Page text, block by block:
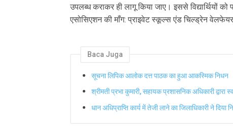
उपलब्ध कराकर ही लागू किया जाए। इससे विद्यार्थियों
एसोसिएशन की माँग: प्राइवेट स्कूल्स एंड चिल्ड्रेन
Baca Juga
सूचना लिपिक आलोक दत्त पाठक का हुआ आकस्मिक निधन
श्रीमती प्रभा कुमारी, सहायक प्रशासनिक अधिकारी द्वारा
धान अधिप्राप्ति कार्य में तेजी लाने का जिलाधिकारी ने दिया